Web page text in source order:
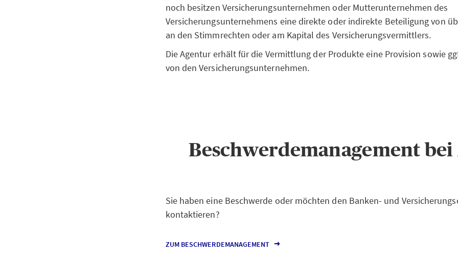
noch besitzen Versicherungsunternehmen oder Mutterunternehmen des
Versicherungsunternehmens eine direkte oder indirekte Beteiligung von
an den Stimmrechten oder am Kapital des Versicherungsvermittlers.
Die Agentur erhält für die Vermittlung der Produkte eine Provision sowie
von den Versicherungsunternehmen.
Beschwerdemanagement bei
Sie haben eine Beschwerde oder möchten den Banken- und
kontaktieren?
ZUM BESCHWERDEMANAGEMENT